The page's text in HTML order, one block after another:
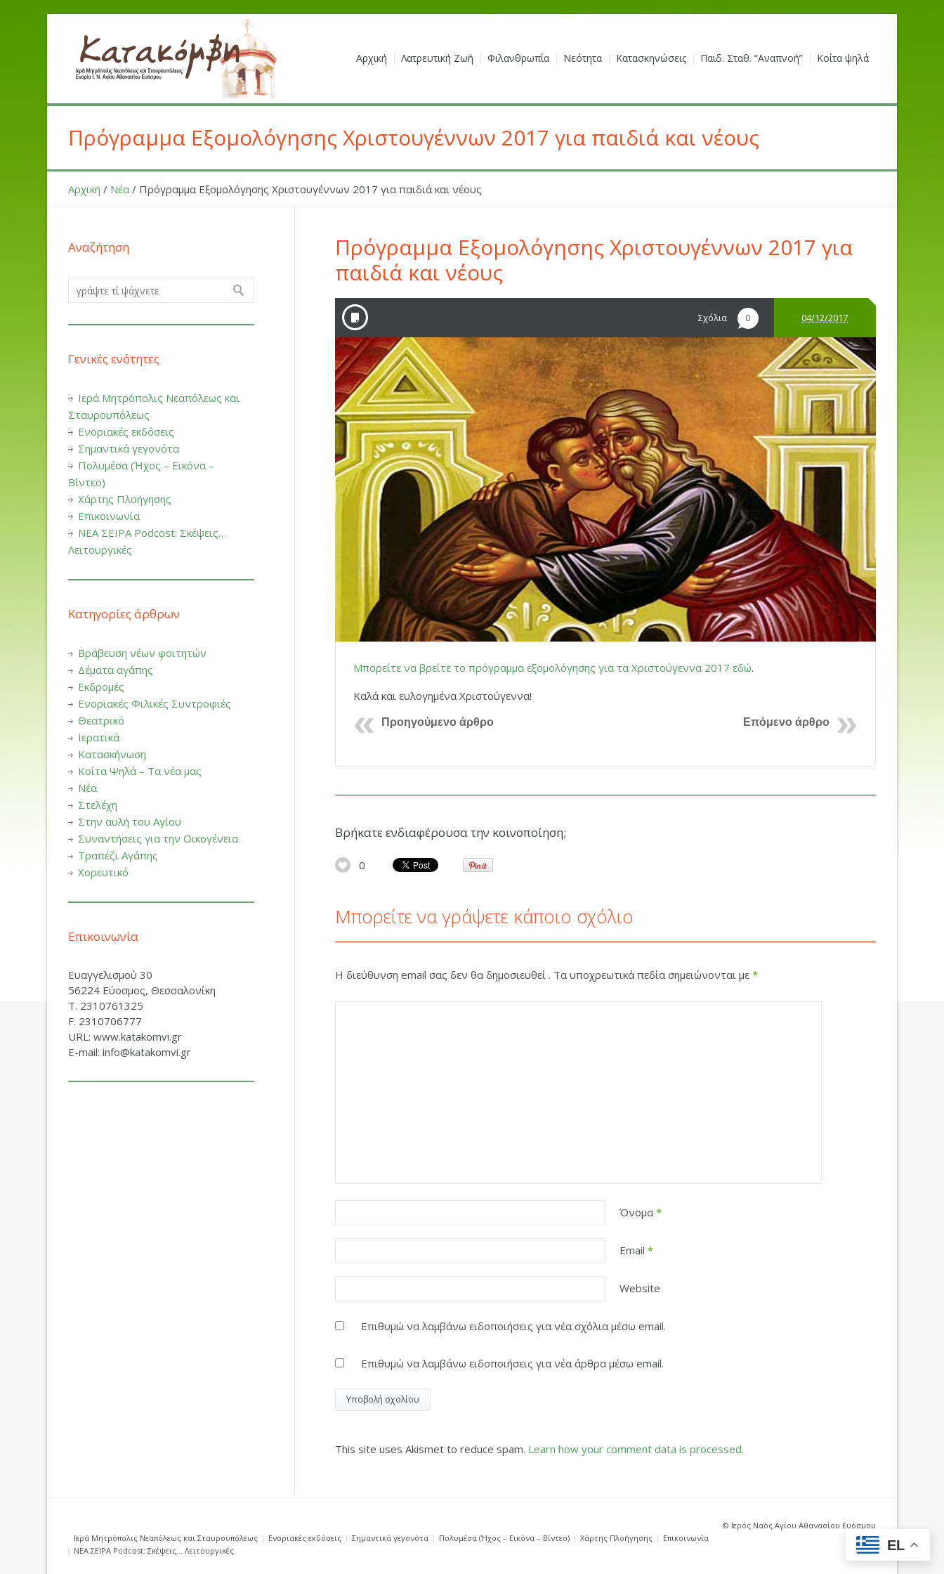
Αρχική Λατρευτική Ζωή Φιλανθρωπία Νεότητα Κατασκηνώσεις Παιδ. Σταθ. “Αναπνοή” Κοίτα ψηλά
Πρόγραμμα Εξομολόγησης Χριστουγέννων 2017 για παιδιά και νέους
Αρχική / Νέα / Πρόγραμμα Εξομολόγησης Χριστουγέννων 2017 για παιδιά και νέους
Πρόγραμμα Εξομολόγησης Χριστουγέννων 2017 για
παιδιά και νέους
Σχόλια 0 04/12/2017
Μπορείτε να βρείτε το πρόγραμμα εξομολόγησης για τα Χριστούγεννα 2017 εδώ.
Καλά και ευλογημένα Χριστούγεννα!
Προηγούμενο άρθρο Επόμενο άρθρο
Βρήκατε ενδιαφέρουσα την κοινοποίηση;
0
Μπορείτε να γράψετε κάποιο σχόλιο
Η διεύθυνση email σας δεν θα δημοσιευθεί . Τα υποχρεωτικά πεδία σημειώνονται με *
Όνομα *
Email *
Website
Επιθυμώ να λαμβάνω ειδοποιήσεις για νέα σχόλια μέσω email.
Επιθυμώ να λαμβάνω ειδοποιήσεις για νέα άρθρα μέσω email.
This site uses Akismet to reduce spam. Learn how your comment data is processed.
Αναζήτηση
Γενικές ενότητες
Ιερά Μητρόπολις Νεαπόλεως και
Σταυρουπόλεως
Ενοριακές εκδόσεις
Σημαντικά γεγονότα
Πολυμέσα (Ήχος – Εικόνα –
Βίντεο)
Χάρτης Πλοήγησης
Επικοινωνία
ΝΕΑ ΣΕΙΡΑ Podcost: Σκέψεις…
Λειτουργικές
Κατηγορίες άρθρων
Βράβευση νέων φοιτητών
Δέματα αγάπης
Εκδρομές
Ενοριακές Φιλικές Συντροφιές
Θεατρικό
Ιερατικά
Κατασκήνωση
Κοίτα Ψηλά – Τα νέα μας
Νέα
Στελέχη
Στην αυλή του Αγίου
Συναντήσεις για την Οικογένεια
Τραπέζι Αγάπης
Χορευτικό
Επικοινωνία
Ευαγγελισμού 30
56224 Εύοσμος, Θεσσαλονίκη
Τ. 2310761325
F. 2310706777
URL: www.katakomvi.gr
E-mail: info@katakomvi.gr
© Ιερός Ναός Αγίου Αθανασίου Ευόσμου
Ιερά Μητρόπολις Νεαπόλεως και Σταυρουπόλεως
Ενοριακές εκδόσεις Σημαντικά γεγονότα Πολυμέσα (Ήχος – Εικόνα – Βίντεο) Χάρτης Πλοήγησης
Επικοινωνία
ΝΕΑ ΣΕΙΡΑ Podcost: Σκέψεις… Λειτουργικές
EL